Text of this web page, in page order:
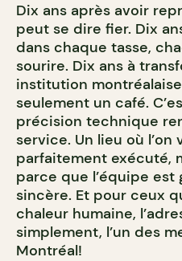
Dix ans après avoir
peut se dire fier. Dix
dans chaque tasse,
sourire. Dix ans à
institution
seulement un café.
précision technique
service. Un lieu où
parfaitement exécuté,
parce que l’équipe est
sincère. Et pour ceux
chaleur humaine,
simplement, l’un des
Montréal!